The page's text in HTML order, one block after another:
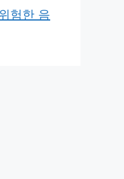
험한 음